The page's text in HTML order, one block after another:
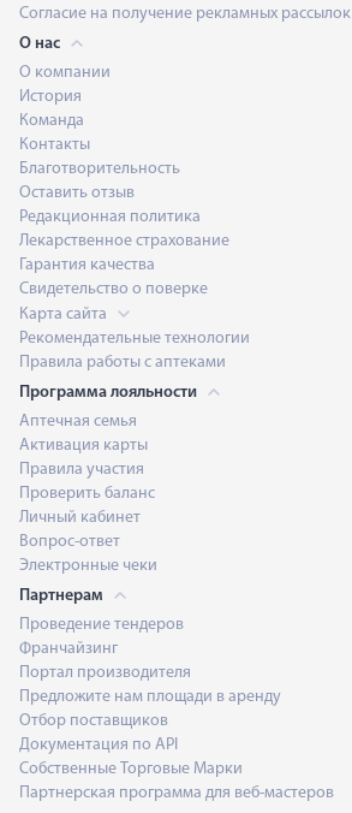
Согласие на получение рекламных рассылок
О нас
О компании
История
Команда
Контакты
Благотворительность
Оставить отзыв
Редакционная политика
Лекарственное страхование
Гарантия качества
Свидетельство о поверке
Карта сайта
Рекомендательные технологии
Правила работы с аптеками
Программа лояльности
Аптечная семья
Активация карты
Правила участия
Проверить баланс
Личный кабинет
Вопрос-ответ
Электронные чеки
Партнерам
Проведение тендеров
Франчайзинг
Портал производителя
Предложите нам площади в аренду
Отбор поставщиков
Документация по API
Собственные Торговые Марки
Партнерская программа для веб-мастеров